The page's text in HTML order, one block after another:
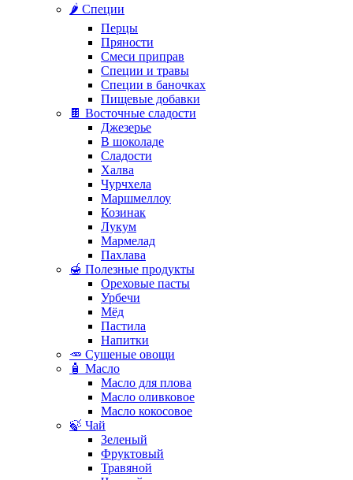
🌶️ Специи
Перцы
Пряности
Смеси приправ
Специи и травы
Специи в баночках
Пищевые добавки
🍫 Восточные сладости
Джезерье
В шоколаде
Сладости
Халва
Чурчхела
Маршмеллоу
Козинак
Лукум
Мармелад
Пахлава
🍯 Полезные продукты
Ореховые пасты
Урбечи
Мёд
Пастила
Напитки
🥕 Сушеные овощи
🧴 Масло
Масло для плова
Масло оливковое
Масло кокосовое
🍃 Чай
Зеленый
Фруктовый
Травяной